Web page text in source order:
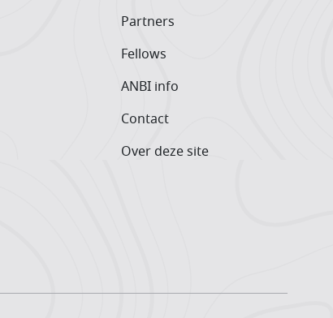
Partners
Fellows
ANBI info
Contact
Over deze site